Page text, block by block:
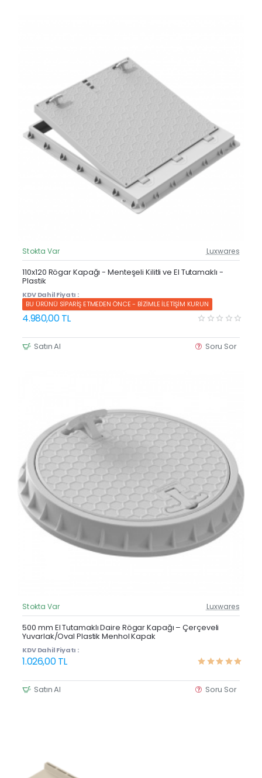
Güncel Fiyat
Yeni Ürün
Stokta Var Luxwares
110x120 Rögar Kapağı - Menteşeli Kilitli ve El Tutamaklı -
Plastik
KDV Dahil Fiyatı :
BU ÜRÜNÜ SİPARİŞ ETMEDEN ÖNCE - BİZİMLE İLETİŞİM KURUN
4.980,00 TL
Satın Al Soru Sor
Güncel Fiyat
Yeni Ürün
Stokta Var Luxwares
500 mm El Tutamaklı Daire Rögar Kapağı – Çerçeveli
Yuvarlak/Oval Plastik Menhol Kapak
KDV Dahil Fiyatı :
1.026,00 TL
Satın Al Soru Sor